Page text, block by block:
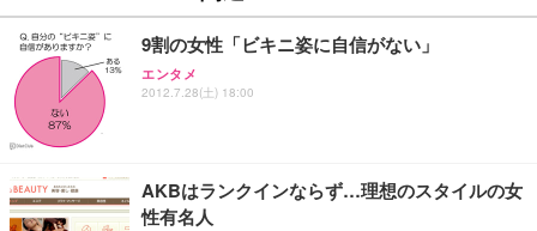
9割の女性「ビキニ姿に自信がない」
エンタメ
2012.7.28(土) 18:00
AKBはランクインならず…理想のスタイルの女
性有名人